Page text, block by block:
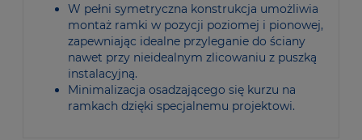
W pełni symetryczna konstrukcja umożliwia
montaż ramki w pozycji poziomej i pionowej,
zapewniając idealne przyleganie do ściany
nawet przy nieidealnym zlicowaniu z puszką
instalacyjną.
Minimalizacja osadzającego się kurzu na
ramkach dzięki specjalnemu projektowi.